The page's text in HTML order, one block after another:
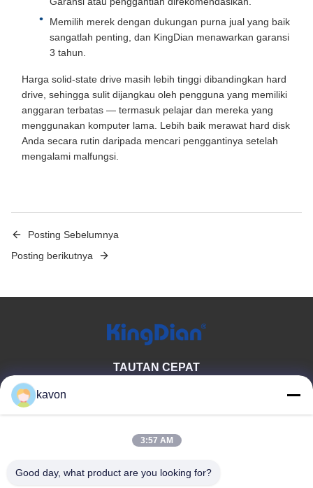
Memilih merek dengan dukungan purna jual yang baik
sangatlah penting, dan KingDian menawarkan garansi
3 tahun.
Harga solid-state drive masih lebih tinggi dibandingkan hard
drive, sehingga sulit dijangkau oleh pengguna yang memiliki
anggaran terbatas — termasuk pelajar dan mereka yang
menggunakan komputer lama. Lebih baik merawat hard disk
Anda secara rutin daripada mencari penggantinya setelah
mengalami malfungsi.
Posting Sebelumnya
Posting berikutnya
TAUTAN CEPAT
Produk Hubungi kami
KATEGORI PRODUK
Konsumen Solid State Drive Memori DDR
kavon
3:57 AM
Good day, what product are you looking for?